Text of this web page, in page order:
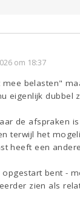
om 18:37
mee belasten"
eigenlijk dubbel
de afspraken
terwijl het
heeft een
bent -
zien als